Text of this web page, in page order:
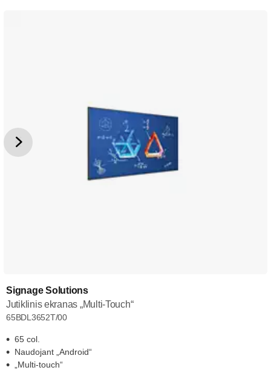
Signage Solutions
Jutiklinis ekranas „Multi-Touch“
65BDL3652T/00
65 col.
Naudojant „Android“
„Multi-touch“